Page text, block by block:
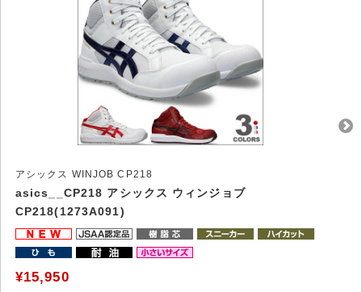
アシックス WINJOB CP218
asics__CP218 アシックス ウィンジョブ
CP218(1273A091)
¥15,950